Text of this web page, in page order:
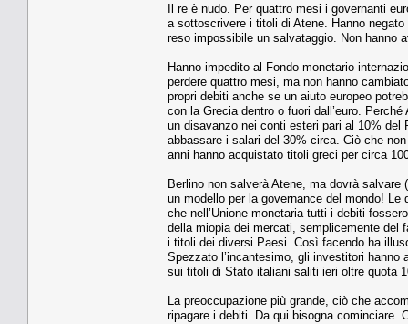
Il re è nudo. Per quattro mesi i governanti
a sottoscrivere i titoli di Atene. Hanno
reso impossibile un salvataggio. Non hanno
Hanno impedito al Fondo monetario
perdere quattro mesi, ma non hanno
propri debiti anche se un aiuto europeo
con la Grecia dentro o fuori dall’euro.
un disavanzo nei conti esteri pari al 10% del
abbassare i salari del 30% circa. Ciò che
anni hanno acquistato titoli greci per circa
Berlino non salverà Atene, ma dovrà
un modello per la governance del mondo! Le
che nell’Unione monetaria tutti i debiti
della miopia dei mercati, semplicemente del
i titoli dei diversi Paesi. Così facendo ha
Spezzato l’incantesimo, gli investitori
sui titoli di Stato italiani saliti ieri oltre quota
La preoccupazione più grande, ciò che
ripagare i debiti. Da qui bisogna cominciare.